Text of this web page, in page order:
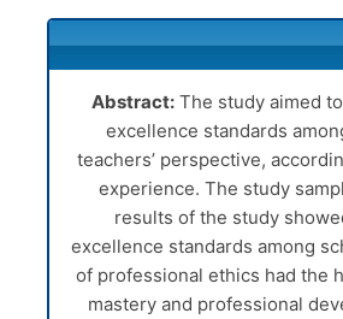
Abstract: The study aimed
excellence standards
teachers’ perspective,
experience. The study
results of the study
excellence standards among
of professional ethics had the
mastery and professional